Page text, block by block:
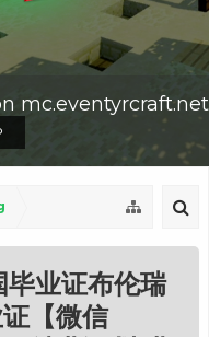
mc.eventyrcraft.net
业证布伦瑞
【微信